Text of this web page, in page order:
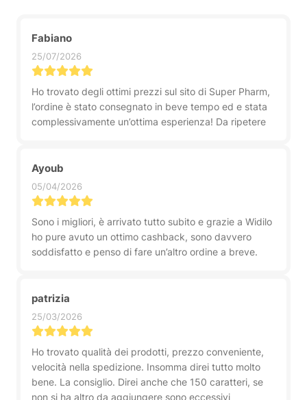
Fabiano
25/07/2026
Ho trovato degli ottimi prezzi sul sito di Super Pharm,
l’ordine è stato consegnato in beve tempo ed e stata
complessivamente un’ottima esperienza! Da ripetere
Ayoub
05/04/2026
Sono i migliori, è arrivato tutto subito e grazie a Widilo
ho pure avuto un ottimo cashback, sono davvero
soddisfatto e penso di fare un’altro ordine a breve.
patrizia
25/03/2026
Ho trovato qualità dei prodotti, prezzo conveniente,
velocità nella spedizione. Insomma direi tutto molto
bene. La consiglio. Direi anche che 150 caratteri, se
non si ha altro da aggiungere sono eccessivi